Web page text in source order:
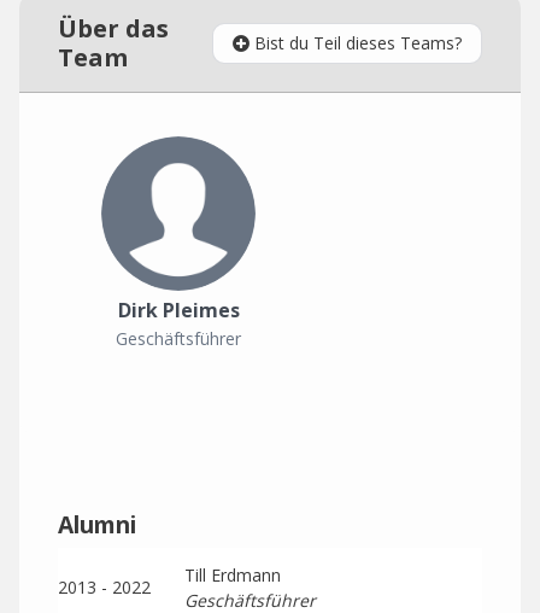
Über das
Team
Bist du Teil dieses Teams?
Dirk Pleimes
Geschäftsführer
Alumni
2013 - 2022
Till Erdmann
Geschäftsführer